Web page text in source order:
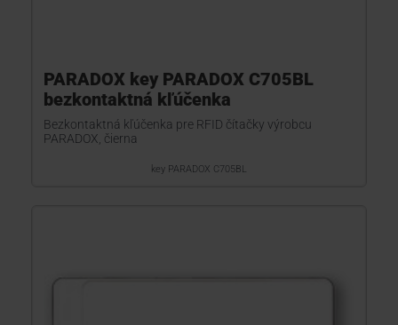
PARADOX key PARADOX C705BL
bezkontaktná kľúčenka
Bezkontaktná kľúčenka pre RFID čítačky výrobcu
PARADOX, čierna
key PARADOX C705BL